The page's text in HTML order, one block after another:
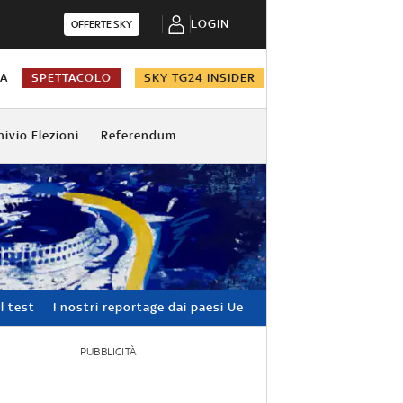
OFFERTE SKY LOGIN
SPETTACOLO SKY TG24 INSIDER
Elezioni Referendum
test I nostri reportage dai paesi Ue
PUBBLICITÀ